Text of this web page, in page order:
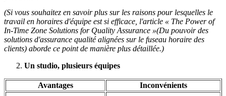
(Si vous souhaitez en savoir plus sur les raisons pour lesquelles le
travail en horaires d'équipe est si efficace, l'article « The Power of
In-Time Zone Solutions for Quality Assurance »(Du pouvoir des
solutions d'assurance qualité alignées sur le fuseau horaire des
clients) aborde ce point de manière plus détaillée.)
Un studio, plusieurs équipes
Avantages Inconvénients